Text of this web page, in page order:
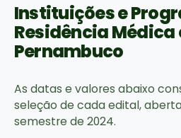
Instituições e
Residência Médica
Pernambuco
As datas e valores abaixo
seleção de cada edital,
semestre de 2024.